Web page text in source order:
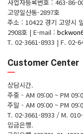
사업자등록번호 : 463-86-
고양일산동-2897호
주소 : 10422 경기 고양시
2908호 | E-mail :
T. 02-3661-8933 | F. 02-
Customer Center
상담시간.
주중 - AM 09:00 ~ PM
주말 - AM 09:00 ~ PM
T. 02-3661-8933 / M.
입금은행.